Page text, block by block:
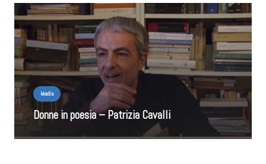
Media
Donne in poesia – Patrizia Cavalli